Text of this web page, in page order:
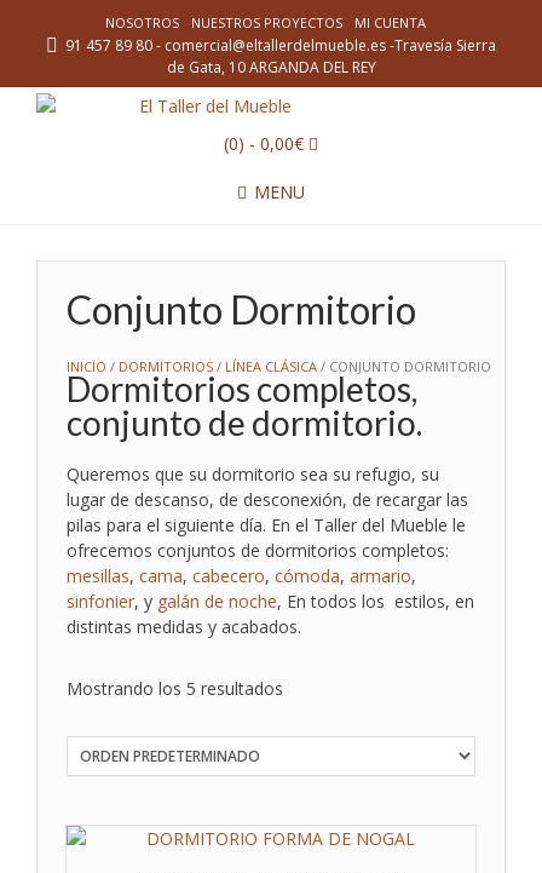
NOSOTROS NUESTROS PROYECTOS MI CUENTA
91 457 89 80 - comercial@eltallerdelmueble.es -Travesía Sierra
de Gata, 10 ARGANDA DEL REY
(0) - 0,00€
MENU
INICIO / DORMITORIOS / LÍNEA CLÁSICA / CONJUNTO DORMITORIO
Conjunto Dormitorio
Dormitorios completos,
conjunto de dormitorio.
Queremos que su dormitorio sea su refugio, su
lugar de descanso, de desconexión, de recargar las
pilas para el siguiente día. En el Taller del Mueble le
ofrecemos conjuntos de dormitorios completos:
mesillas, cama, cabecero, cómoda, armario,
sinfonier, y galán de noche, En todos los estilos, en
distintas medidas y acabados.
Mostrando los 5 resultados